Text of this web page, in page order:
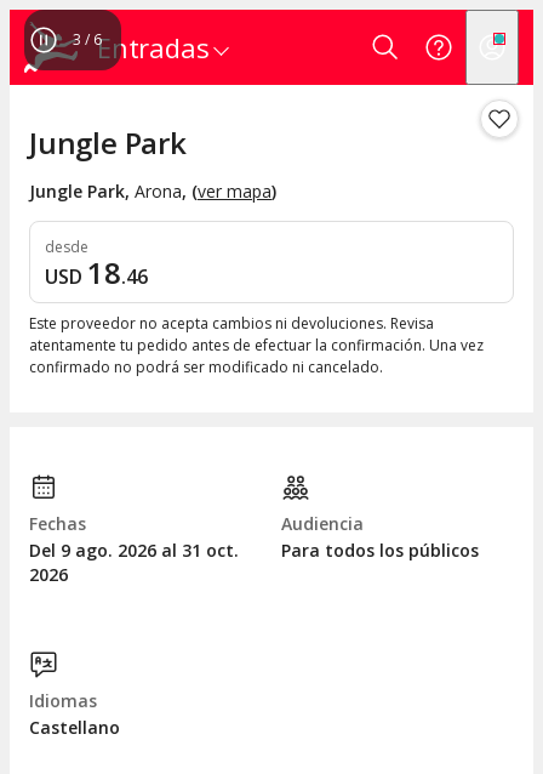
Entradas
3 / 6
Jungle Park
Jungle Park, Arona, (ver mapa)
desde
USD 18.46
Este proveedor no acepta cambios ni devoluciones. Revisa
atentamente tu pedido antes de efectuar la confirmación. Una vez
confirmado no podrá ser modificado ni cancelado.
Fechas
Del 9 ago. 2026 al 31 oct.
2026
Audiencia
Para todos los públicos
Idiomas
Castellano